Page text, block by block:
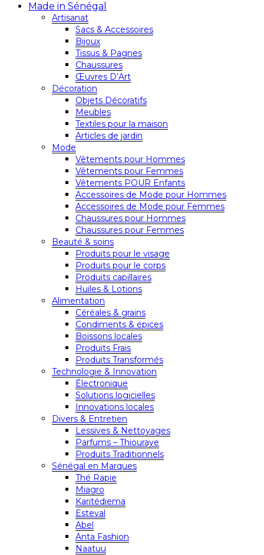
Made in Sénégal
Artisanat
Sacs & Accessoires
Bijoux
Tissus & Pagnes
Chaussures
Œuvres D’Art
Décoration
Objets Décoratifs
Meubles
Textiles pour la maison
Articles de jardin
Mode
Vêtements pour Hommes
Vêtements pour Femmes
Vêtements POUR Enfants
Accessoires de Mode pour Hommes
Accessoires de Mode pour Femmes
Chaussures pour Hommes
Chaussures pour Femmes
Beauté & soins
Produits pour le visage
Produits pour le corps
Produits capillaires
Huiles & Lotions
Alimentation
Céréales & grains
Condiments & épices
Boissons locales
Produits Frais
Produits Transformés
Technologie & Innovation
Électronique
Solutions logicielles
Innovations locales
Divers & Entretien
Lessives & Nettoyages
Parfums – Thiouraye
Produits Traditionnels
Sénégal en Marques
Thé Rapie
Miagro
Karitédiema
Esteval
Abel
Anta Fashion
Naatuu